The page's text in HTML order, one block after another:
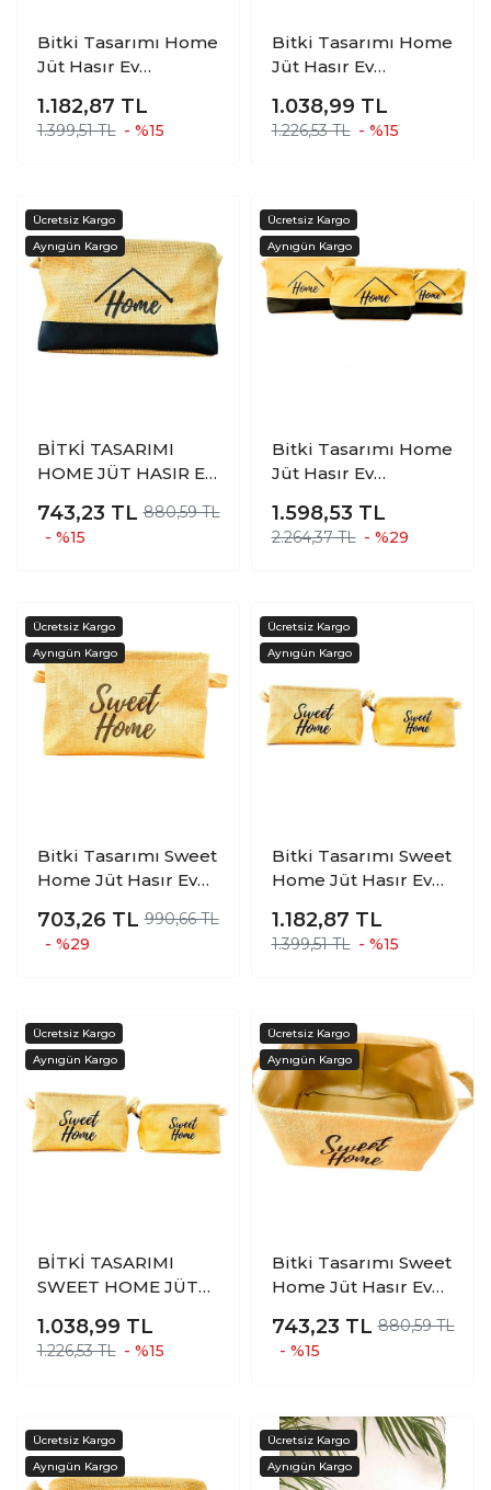
Bitki Tasarımı Home
Jüt Hasır Ev
Banyo Salon Sepeti
Katlanır Sıvı
1.182,87 TL
1.399,51 TL - %15
Bitki Tasarımı Home
Jüt Hasır Ev
Banyo Salon Sepeti
Katlanır Sıvı
1.038,99 TL
1.226,53 TL - %15
BİTKİ TASARIMI
HOME JÜT HASIR EV
MUTFAK BANYO
SALON SEPETİ
743,23 TL 880,59 TL
- %15
Bitki Tasarımı Home
Jüt Hasır Ev
Banyo Salon Sepeti
Katlanır Sıvı
1.598,53 TL
2.264,37 TL - %29
Bitki Tasarımı Sweet
Home Jüt Hasır Ev
Banyo Salon Sepeti
Katlanır Sıvı
703,26 TL 990,66 TL
- %29
Bitki Tasarımı Sweet
Home Jüt Hasır Ev
Banyo Salon Sepeti
Katlanır Sıvı
1.182,87 TL
1.399,51 TL - %15
BİTKİ TASARIMI
SWEET HOME JÜT
DÜZENLEYİCİ
MUTFAK BANYO
KORUMALI İKİLİ SET
O-K
1.038,99 TL
1.226,53 TL - %15
Bitki Tasarımı Sweet
Home Jüt Hasır Ev
Banyo Salon Sepeti
Katlanır Sıvı
743,23 TL 880,59 TL
- %15